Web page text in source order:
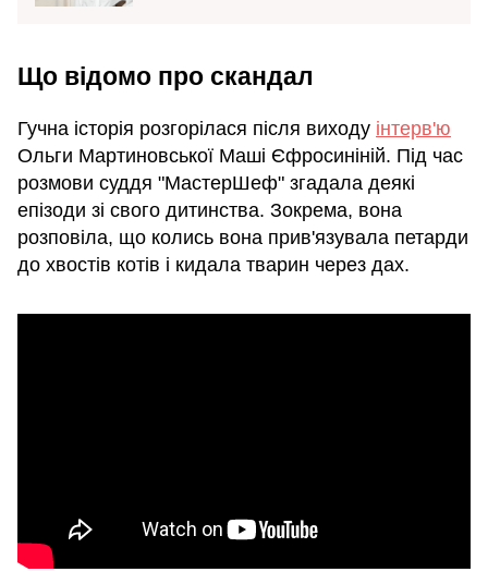
Що відомо про скандал
Гучна історія розгорілася після виходу інтерв'ю
Ольги Мартиновської Маші Єфросиніній. Під час
розмови суддя "МастерШеф" згадала деякі
епізоди зі свого дитинства. Зокрема, вона
розповіла, що колись вона прив'язувала петарди
до хвостів котів і кидала тварин через дах.